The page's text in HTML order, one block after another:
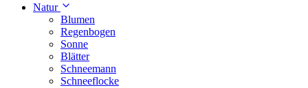
Natur
Blumen
Regenbogen
Sonne
Blätter
Schneemann
Schneeflocke